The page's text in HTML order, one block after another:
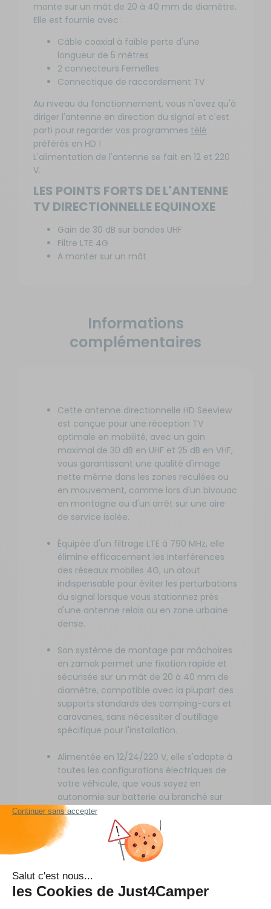
monte sur un mât de 20 à 40 mm de diamètre.
Elle est fournie avec :
Câble coaxial à faible perte d'une
longueur de 5 mètres
2 connecteurs Femelles
Connectique de raccordement TV
Au niveau du fonctionnement, vous n'avez qu'à
diriger l'antenne en direction du signal et c'est
parti pour regarder vos programmes télé
préférés en HD !
L'alimentation de l'antenne se fait en 12 et 220
V.
LES POINTS FORTS DE L'ANTENNE
TV DIRECTIONNELLE EQUINOXE
Gain de 30 dB sur bandes UHF
Filtre LTE 4G
A monter sur un mât
Informations
complémentaires
Cette antenne directionnelle HD Seeview
est conçue pour une réception TV
optimale en mobilité, avec un gain
maximal de 30 dB en UHF et 25 dB en VHF,
vous garantissant une qualité d'image
nette même dans les zones reculées ou
en mouvement, comme lors d'un bivouac
en montagne ou d'un arrêt sur une aire
de service isolée.
Équipée d'un filtrage LTE à 790 MHz, elle
élimine efficacement les interférences
des réseaux mobiles 4G, un atout
indispensable pour éviter les perturbations
du signal lorsque vous stationnez près
d'une antenne relais ou en zone urbaine
dense.
Son système de montage par mâchoires
en zamak permet une fixation rapide et
sécurisée sur un mât de 20 à 40 mm de
diamètre, compatible avec la plupart des
supports standards des camping-cars et
caravanes, sans nécessiter d'outillage
spécifique pour l'installation.
Alimentée en 12/24/220 V, elle s'adapte à
toutes les configurations électriques de
votre véhicule, que vous soyez en
autonomie sur batterie ou branché sur
une prise secteur, avec un câble coaxial à
faible perte de 5 m inclus pour une
connexion sans perte de signal.
Compacte et légère avec des dimensions
de 39,5 x 34,5 x 7,0 cm pour seulement
1,44 kg, elle se range facilement dans un